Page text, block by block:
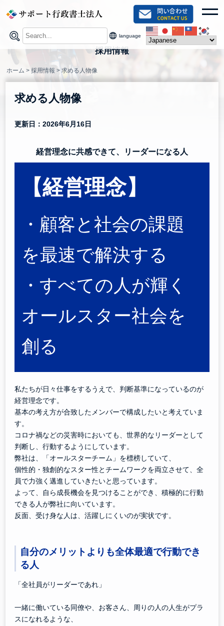
content
language
採用情報
ホーム >採用情報 >求める人物像
求める人物像
更新日：2026年6月16日
経営理念に共感できて、リーダーになる人
【経営理念】
・顧客と社会の課題
を最速で解決する
・すべての人が輝く
オールスター社会を
創る
私たちが日々仕事をするうえで、判断基準になっているのが
経営理念です。
基本の考え方が合致したメンバーで構成したいと考えていま
す。
コロナ禍などの災害時においても、世界的なリーダーとして
判断し、行動するようにしています。
弊社は、「オールスターチーム」を標榜していて、
個性的・独創的なスター性とチームワークを両立させて、全
員で力強く邁進していきたいと思っています。
よって、自ら成長機会を見つけることができ、積極的に行動
できる人が弊社に向いています。
反面、受け身な人は、活躍しにくいのが実状です。
自分のメリットよりも全体最適で行動でき
る人
「全社員がリーダーであれ」
一緒に働いている同僚や、お客さん、周りの人の人生がプラ
スになれるような、